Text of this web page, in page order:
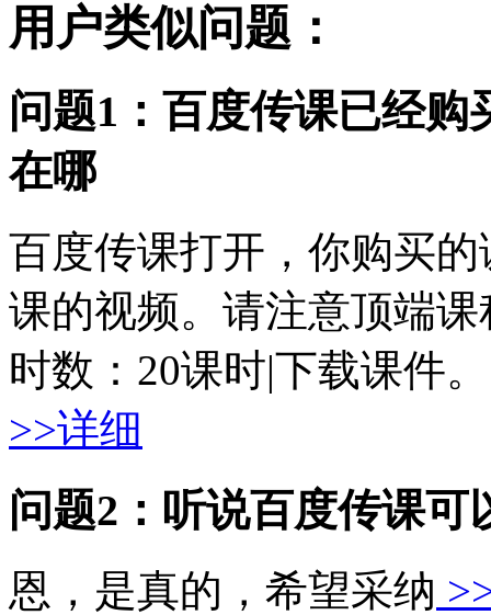
用户类似问题：
问题1：百度传课已经
在哪
百度传课打开，你购买
课的视频。请注意顶端
时数：20课时|下载课件
>>详细
问题2：听说百度传课
恩，是真的，希望采纳